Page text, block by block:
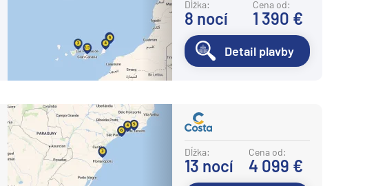
Dĺžka:
8 nocí
Cena od:
1 390 €
Detail plavby
Dĺžka:
13 nocí
Cena od:
4 099 €